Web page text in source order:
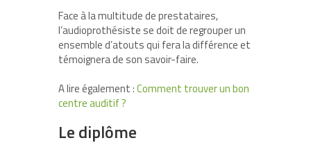
Face à la multitude de prestataires,
l’audioprothésiste se doit de regrouper un
ensemble d’atouts qui fera la différence et
témoignera de son savoir-faire.
A lire également :Comment trouver un bon
centre auditif ?
Le diplôme